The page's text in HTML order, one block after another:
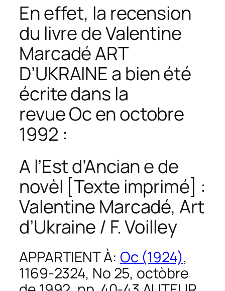
En effet, la recension
du livre de Valentine
MarcadéART
D’UKRAINE a bien été
écrite dans la
revueOcen octobre
1992 :
A l’Est d’Ancian e de
novèl [Texte imprimé] :
Valentine Marcadé, Art
d’Ukraine / F. Voilley
APPARTIENT À: Oc (1924),
1169-2324, No 25, octòbre